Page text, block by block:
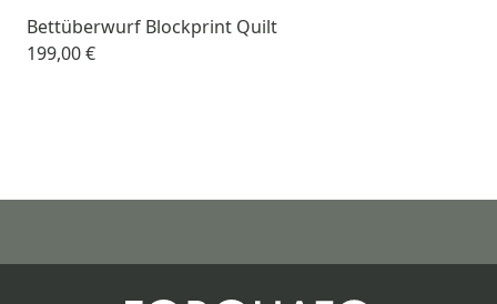
Bettüberwurf Blockprint Quilt
199,00 €